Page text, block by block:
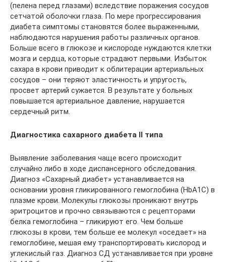
(пелена перед глазами) вследствие поражения сосудов
сетчатой оболочки глаза. По мере прогрессирования
диабета симптомы становятся более выраженными,
наблюдаются нарушения работы различных органов.
Больше всего в глюкозе и кислороде нуждаются клетки
мозга и сердца, которые страдают первыми. Избыток
сахара в крови приводит к облитерации артериальных
сосудов – они теряют эластичность и упругость,
просвет артерий сужается. В результате у больных
повышается артериальное давление, нарушается
сердечный ритм.
Диагностика сахарного диабета II типа
Выявление заболевания чаще всего происходит
случайно либо в ходе диспансерного обследования.
Диагноз «Сахарный диабет» устанавливается на
основании уровня гликированного гемоглобина (HbA1C) в
плазме крови. Молекулы глюкозы проникают внутрь
эритроцитов и прочно связываются с рецепторами
белка гемоглобина – гликируют его. Чем больше
глюкозы в крови, тем больше ее молекул «оседает» на
гемоглобине, мешая ему транспортировать кислород и
углекислый газ. Диагноз СД устанавливается при уровне